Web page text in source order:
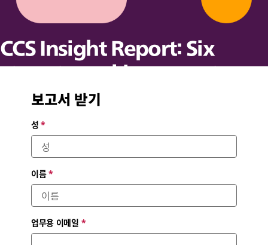
CCS Insight Report: Six
steps to making remote
working work for your
business
Moving from crisis response to long-term strategy.
보고서 받기
성 *
이름*
업무용 이메일 *